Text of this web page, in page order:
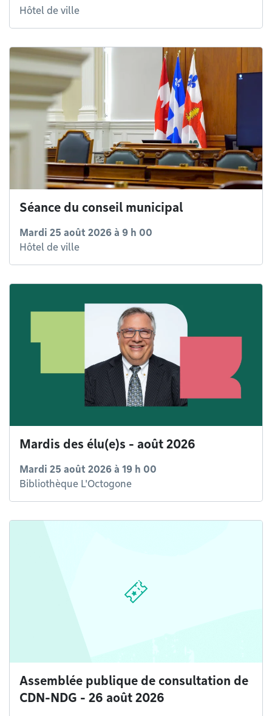
Hôtel de ville
Séance du conseil municipal
Mardi 25 août 2026 à 9 h 00
Hôtel de ville
Mardis des élu(e)s - août 2026
Mardi 25 août 2026 à 19 h 00
Bibliothèque L'Octogone
Assemblée publique de consultation de
CDN-NDG - 26 août 2026